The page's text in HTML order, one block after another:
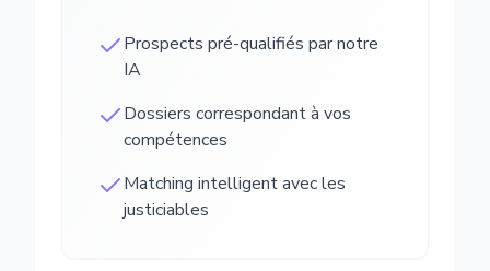
Prospects pré-qualifiés par notre
IA
Dossiers correspondant à vos
compétences
Matching intelligent avec les
justiciables